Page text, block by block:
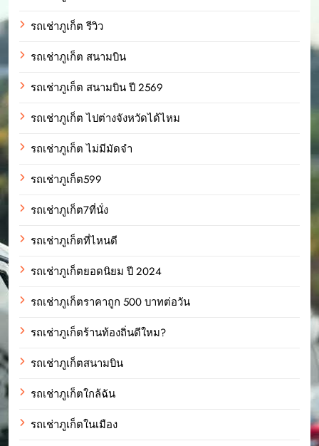
รถเช่าภูเก็ต รีวิว
รถเช่าภูเก็ต สนามบิน
รถเช่าภูเก็ต สนามบิน ปี 2569
รถเช่าภูเก็ต ไปต่างจังหวัดได้ไหม
รถเช่าภูเก็ต ไม่มีมัดจำ
รถเช่าภูเก็ต599
รถเช่าภูเก็ต7ที่นั่ง
รถเช่าภูเก็ตที่ไหนดี
รถเช่าภูเก็ตยอดนิยม ปี 2024
รถเช่าภูเก็ตราคาถูก 500 บาทต่อวัน
รถเช่าภูเก็ตร้านท้องถิ่นดีใหม?
รถเช่าภูเก็ตสนามบิน
รถเช่าภูเก็ตใกล้ฉัน
รถเช่าภูเก็ตในเมือง